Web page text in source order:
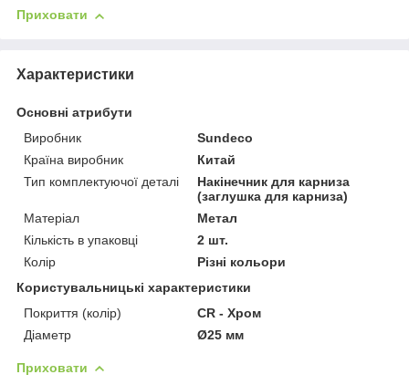
Приховати
Характеристики
Основні атрибути
Виробник
Sundeco
Країна виробник
Китай
Тип комплектуючої деталі
Накінечник для карниза
(заглушка для карниза)
Матеріал
Метал
Кількість в упаковці
2 шт.
Колір
Різні кольори
Користувальницькі характеристики
Покриття (колір)
CR - Хром
Діаметр
Ø25 мм
Приховати